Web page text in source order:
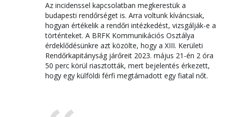
Az incidenssel kapcsolatban megkerestük a
budapesti rendőrséget is. Arra voltunk kíváncsiak,
hogyan értékelik a rendőri intézkedést, vizsgálják-e a
történteket. A BRFK Kommunikációs Osztálya
érdeklődésünkre azt közölte, hogy a XIII. Kerületi
Rendőrkapitányság járőreit 2023. május 21-én 2 óra
50 perc körül riasztották, mert bejelentés érkezett,
hogy egy külföldi férfi megtámadott egy fiatal nőt.